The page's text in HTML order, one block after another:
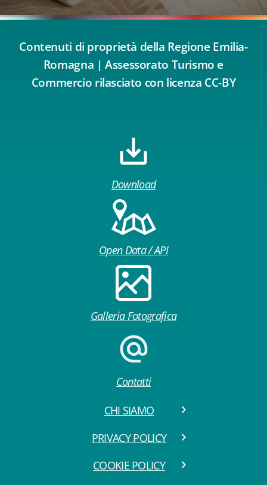
Contenuti di proprietà della Regione Emilia-
Romagna | Assessorato Turismo e
Commercio rilasciato con licenza CC-BY
Download
Open Data / API
Galleria Fotografica
Contatti
CHI SIAMO
PRIVACY POLICY
COOKIE POLICY